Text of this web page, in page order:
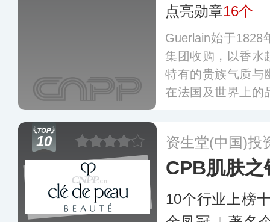
点亮勋章16个
Guerlain始于1828
集团收购，以香水
特有的贵族气质与
在法国及世界上的
宝石口红为明星产
10 资生堂(中国)投
CPB肌肤之
10个行业上榜